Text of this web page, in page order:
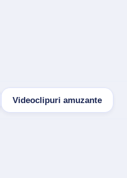
Videoclipuri amuzante